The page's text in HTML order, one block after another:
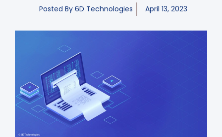
Posted By 6D Technologies April 13, 2023